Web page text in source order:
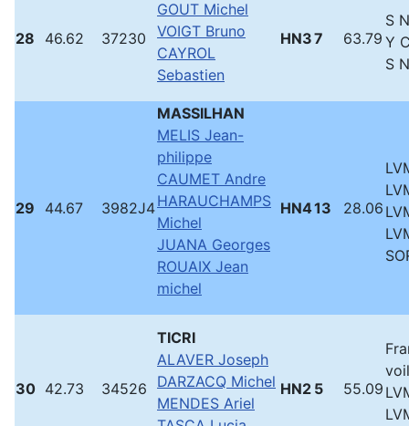
28 46.62 37230
GOUT Michel
VOIGT Bruno
CAYROL
Sebastien
HN37 63.79
S
Y
S
29 44.67 3982J4
MASSILHAN
MELIS Jean-
philippe
CAUMET Andre
HARAUCHAMPS
Michel
JUANA Georges
ROUAIX Jean
michel
HN413 28.06
30 42.73 34526
TICRI
ALAVER Joseph
DARZACQ Michel
MENDES Ariel
HN2 5 55.09